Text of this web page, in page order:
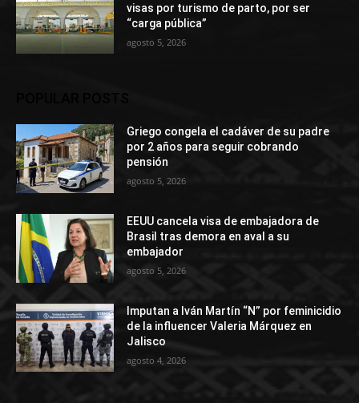
visas por turismo de parto, por ser
“carga pública”
agosto 5, 2026
Griego congela el cadáver de su padre
por 2 años para seguir cobrando
pensión
agosto 5, 2026
EEUU cancela visa de embajadora de
Brasil tras demora en aval a su
embajador
agosto 5, 2026
Imputan a Iván Martín “N” por feminicidio
de la influencer Valeria Márquez en
Jalisco
agosto 4, 2026